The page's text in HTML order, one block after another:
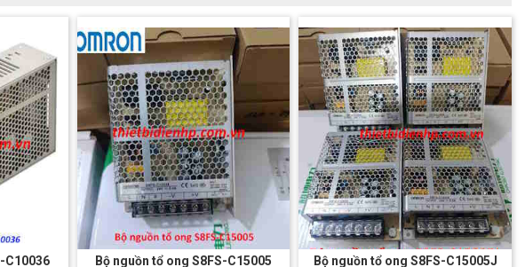
C10036
Bộ nguồn tổ ong S8FS-C15005
Bộ nguồn tổ ong S8FS-C15005J